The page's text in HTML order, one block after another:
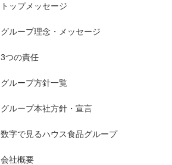
トップメッセージ
グループ理念・メッセージ
3つの責任
グループ方針一覧
グループ本社方針・宣言
数字で見るハウス食品グループ
会社概要